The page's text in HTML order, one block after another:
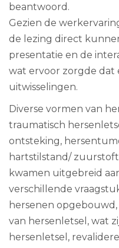
beantwoord.
Gezien de
de lezing direct
presentatie en de
wat ervoor zorgde dat
uitwisselingen.
Diverse vormen van
traumatisch
ontsteking,
hartstilstand/
kwamen uitgebreid
verschillende
hersenen
van hersenletsel, wat
hersenletsel,